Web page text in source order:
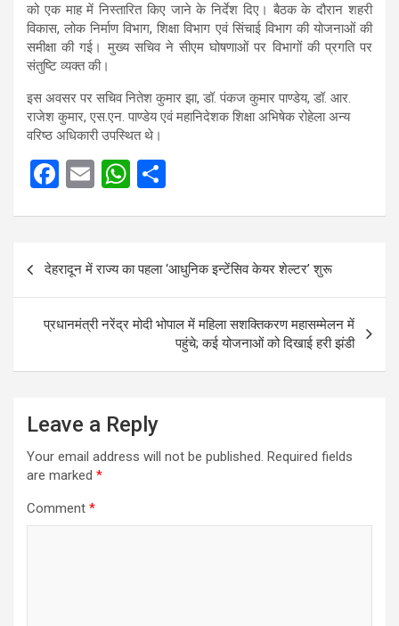
को एक माह में निस्तारित किए जाने के निर्देश दिए। बैठक के दौरान शहरी
विकास, लोक निर्माण विभाग, शिक्षा विभाग एवं सिंचाई विभाग की योजनाओं की
समीक्षा की गई। मुख्य सचिव ने सीएम घोषणाओं पर विभागों की प्रगति पर
संतुष्टि व्यक्त की।
इस अवसर पर सचिव नितेश कुमार झा, डॉ. पंकज कुमार पाण्डेय, डॉ. आर.
राजेश कुमार, एस.एन. पाण्डेय एवं महानिदेशक शिक्षा अभिषेक रोहेला अन्य
वरिष्ठ अधिकारी उपस्थित थे।
F
b
o
o
E
W
s
A
p
e
Post
navigation
देहरादून में राज्य का पहला ‘आधुनिक इन्टेंसिव केयर शेल्टर’ शुरू
प्रधानमंत्री नरेंद्र मोदी भोपाल में महिला सशक्तिकरण महासम्मेलन में
पहुंचे; कई योजनाओं को दिखाई हरी झंडी
Leave a Reply
Your email address will not be published. Required fields
are marked *
Comment *